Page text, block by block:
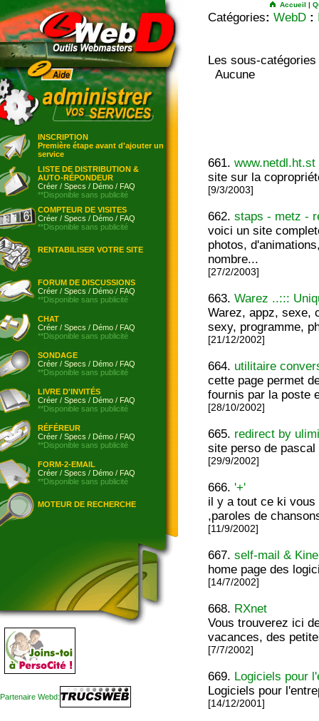
INSCRIPTION
Première étape avant d'ajouter un
service
LISTE DE DISTRIBUTION &
AUTO-RÉPONDEUR
Créer / Specs / Démo / FAQ
**Disponible sans publicité
COMPTEUR DE VISITES
Créer / Specs / Démo / FAQ
**Disponible sans publicité
RENTABILISER VOTRE SITE
FORUM DE DISCUSSIONS
Créer / Specs / Démo / FAQ
**Disponible sans publicité
CHAT
Créer / Specs / Démo / FAQ
**Disponible sans publicité
SONDAGE
Créer / Specs / Démo / FAQ
**Disponible sans publicité
LIVRE D'INVITÉS
Créer / Specs / Démo / FAQ
**Disponible sans publicité
RÉFÉREUR
Créer / Specs / Démo / FAQ
**Disponible sans publicité
FORM-2-EMAIL
Créer / Specs / Démo / FAQ
**Disponible sans publicité
MOTEUR DE RECHERCHE
Partenaire Webd:
Accueil |
Catégories: WebD :
Les sous-catégories
Aucune
661.www.netdl.ht.st
site sur la
[9/3/2003]
662.staps - metz -
voici un site
photos,
nombre...
[27/2/2003]
663.Warez ..:::
Warez, appz, sexe,
sexy, programme,
[21/12/2002]
664. utilitaire
cette page permet
fournis par la poste
[28/10/2002]
665. redirect by
site perso de pascal
[29/9/2002]
666.'+'
il y a tout ce ki vous
,paroles de
[11/9/2002]
667.self-mail &
home page des
[14/7/2002]
668. RXnet
Vous trouverez ici
vacances, des
[7/7/2002]
669. Logiciels pour
Logiciels pour
[14/12/2001]